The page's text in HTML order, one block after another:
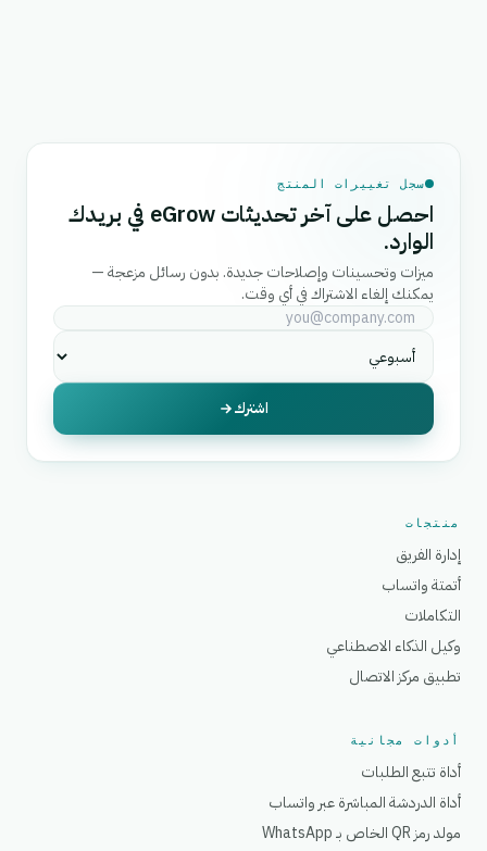
سجل تغييرات المنتج
احصل على آخر تحديثات eGrow في بريدك
الوارد.
ميزات وتحسينات وإصلاحات جديدة. بدون رسائل مزعجة —
يمكنك إلغاء الاشتراك في أي وقت.
اشترك
منتجات
إدارة الفريق
أتمتة واتساب
التكاملات
وكيل الذكاء الاصطناعي
تطبيق مركز الاتصال
أدوات مجانية
أداة تتبع الطلبات
أداة الدردشة المباشرة عبر واتساب
مولد رمز QR الخاص بـ WhatsApp